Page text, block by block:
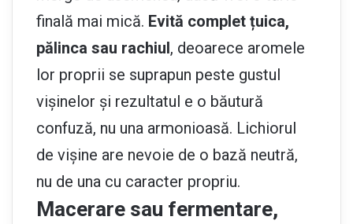
finală mai mică. Evită complet țuica,
pălinca sau rachiul, deoarece aromele
lor proprii se suprapun peste gustul
vișinelor și rezultatul e o băutură
confuză, nu una armonioasă. Lichiorul
de vișine are nevoie de o bază neutră,
nu de una cu caracter propriu.
Macerare sau fermentare,